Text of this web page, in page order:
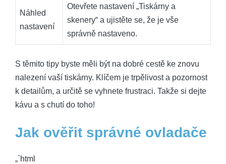
Náhled
nastavení
Otevřete nastavení „Tiskárny a
skenery“ a ujistěte se, že je vše
správně nastaveno.
S těmito tipy byste měli být na dobré cestě ke znovu
nalezení vaší tiskárny. Klíčem je trpělivost a pozornost
k detailům, a určitě se vyhnete frustraci. Takže si dejte
kávu a s chutí do toho!
Jak ověřit správné ovladače
„`html